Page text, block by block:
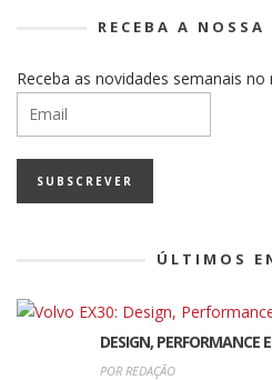
RECEBA A NOSSA
Receba as novidades semanais
ÚLTIMOS
DESIGN, PERFORMANCE
POR REDAÇÃO